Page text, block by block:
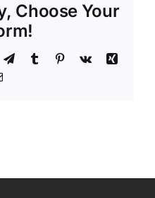
Choose Your
TelegramTumblr Pinterest
Vk
Xing
Email